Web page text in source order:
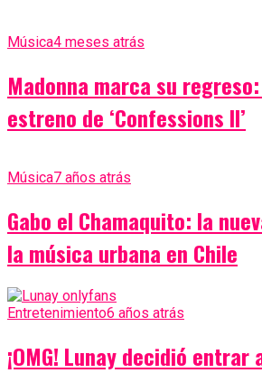
Música4 meses atrás
Madonna marca su
estreno de ‘Confessions II’
Música7 años atrás
Gabo el Chamaquito: la
la música urbana en Chile
Entretenimiento6 años atrás
¡OMG! Lunay decidió entrar